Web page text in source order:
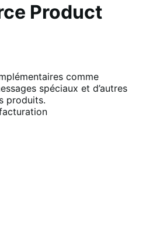
Product
comme
spéciaux et d’autres
produits.